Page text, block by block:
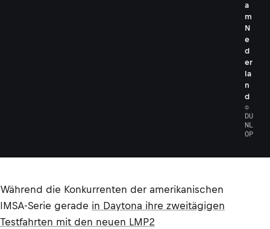
a
m
N
e
d
er
la
n
d
©
DU
NL
OP
Während die Konkurrenten der amerikanischen
IMSA-Serie gerade in Daytona ihre zweitägigen
Testfahrten mit den neuen LMP2